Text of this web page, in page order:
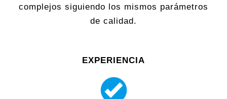
complejos siguiendo los mismos parámetros
de calidad.
EXPERIENCIA